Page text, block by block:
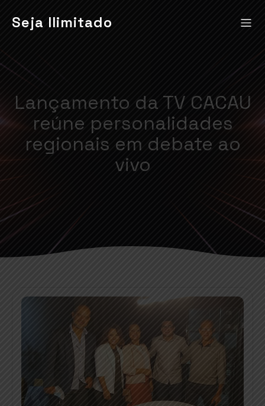
Seja Ilimitado
Lançamento da TV CACAU
reúne personalidades
regionais em debate ao
vivo